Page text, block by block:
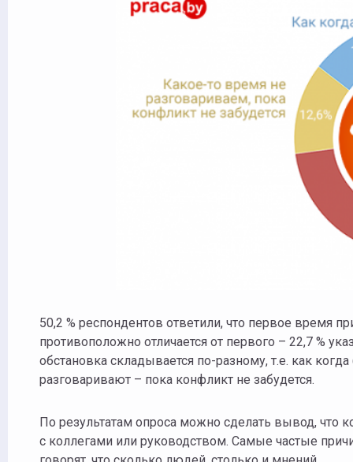
50,2 % респондентов ответили, что первое время
противоположно отличается от первого – 22,7 %
обстановка складывается по-разному, т.е. как
разговаривают – пока конфликт не забудется.
По результатам опроса можно сделать вывод, что
с коллегами или руководством. Самые частые